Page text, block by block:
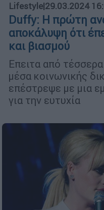
Lifestyle|29.03.2024
Duffy: Η πρώτη
αποκάλυψη ότι
και βιασμού
Επειτα από
μέσα κοινωνικής
επέστρεψε με μια
για την ευτυχία